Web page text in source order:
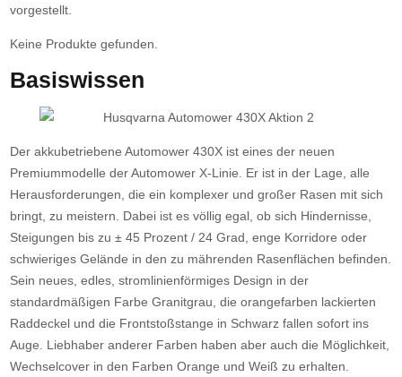
vorgestellt.
Keine Produkte gefunden.
Basiswissen
Der akkubetriebene Automower 430X ist eines der neuen
Premiummodelle der Automower X-Linie. Er ist in der Lage, alle
Herausforderungen, die ein komplexer und großer Rasen mit sich
bringt, zu meistern. Dabei ist es völlig egal, ob sich Hindernisse,
Steigungen bis zu ± 45 Prozent / 24 Grad, enge Korridore oder
schwieriges Gelände in den zu mährenden Rasenflächen befinden.
Sein neues, edles, stromlinienförmiges Design in der
standardmäßigen Farbe Granitgrau, die orangefarben lackierten
Raddeckel und die Frontstoßstange in Schwarz fallen sofort ins
Auge. Liebhaber anderer Farben haben aber auch die Möglichkeit,
Wechselcover in den Farben Orange und Weiß zu erhalten.